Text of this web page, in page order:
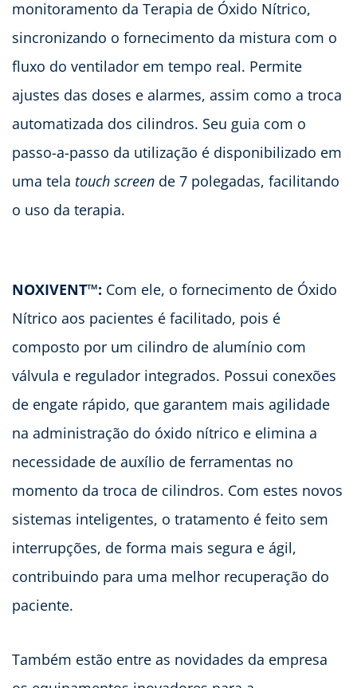
monitoramento da Terapia de Óxido Nítrico,
sincronizando o fornecimento da mistura com o
fluxo do ventilador em tempo real. Permite
ajustes das doses e alarmes, assim como a troca
automatizada dos cilindros. Seu guia com o
passo-a-passo da utilização é disponibilizado em
uma tela touch screen de 7 polegadas, facilitando
o uso da terapia.
NOXIVENT™: Com ele, o fornecimento de Óxido
Nítrico aos pacientes é facilitado, pois é
composto por um cilindro de alumínio com
válvula e regulador integrados. Possui conexões
de engate rápido, que garantem mais agilidade
na administração do óxido nítrico e elimina a
necessidade de auxílio de ferramentas no
momento da troca de cilindros. Com estes novos
sistemas inteligentes, o tratamento é feito sem
interrupções, de forma mais segura e ágil,
contribuindo para uma melhor recuperação do
paciente.
Também estão entre as novidades da empresa